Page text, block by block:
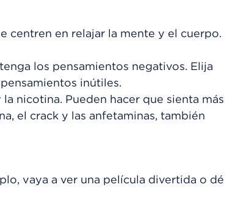
centren en relajar la mente y el cuerpo.
los pensamientos negativos. Elija
inútiles.
nicotina. Pueden hacer que sienta más
el crack y las anfetaminas, también
vaya a ver una película divertida o dé